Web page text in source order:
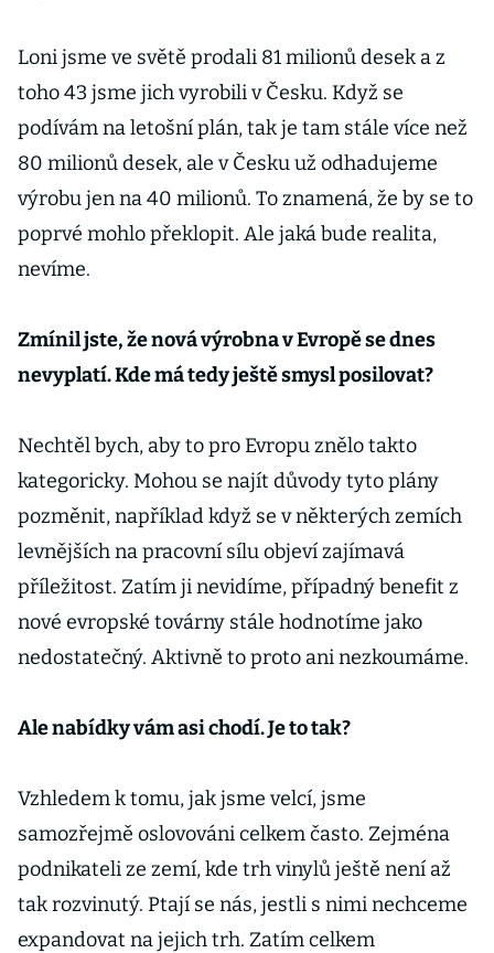
Loni jsme ve světě prodali 81 milionů desek a z
toho 43 jsme jich vyrobili v Česku. Když se
podívám na letošní plán, tak je tam stále více než
80 milionů desek, ale v Česku už odhadujeme
výrobu jen na 40 milionů. To znamená, že by se to
poprvé mohlo překlopit. Ale jaká bude realita,
nevíme.
Zmínil jste, že nová výrobna v Evropě se dnes
nevyplatí. Kde má tedy ještě smysl posilovat?
Nechtěl bych, aby to pro Evropu znělo takto
kategoricky. Mohou se najít důvody tyto plány
pozměnit, například když se v některých zemích
levnějších na pracovní sílu objeví zajímavá
příležitost. Zatím ji nevidíme, případný benefit z
nové evropské továrny stále hodnotíme jako
nedostatečný. Aktivně to proto ani nezkoumáme.
Ale nabídky vám asi chodí. Je to tak?
Vzhledem k tomu, jak jsme velcí, jsme
samozřejmě oslovováni celkem často. Zejména
podnikateli ze zemí, kde trh vinylů ještě není až
tak rozvinutý. Ptají se nás, jestli s nimi nechceme
expandovat na jejich trh. Zatím celkem